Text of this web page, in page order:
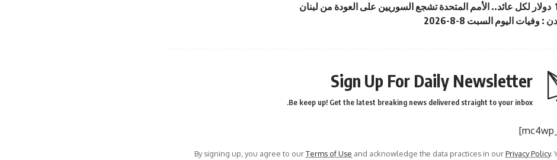
لبنان
: وفيات اليوم السبت 8-8-2026
Sign Up For Daily Newsletter
Be keep up! Get the latest breaking news delivered straight to your inbox.
By signing up, you agree to ourTerms of Use and acknowledge the data practices in ourPrivacy Policy.